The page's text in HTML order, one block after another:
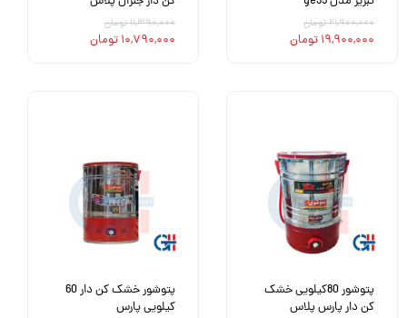
۲۱,۹۰۰,۰۰۰ تومان
۱۹,۹۰۰,۰۰۰ تومان
۱۱,۳۹۰,۰۰۰ تومان
۱۰,۷۹۰,۰۰۰ تومان
پتوشور 80کیلویی خشک
کن دار پارس پلاس
پتوشور خشک کن دار 60
کیلویی پارس